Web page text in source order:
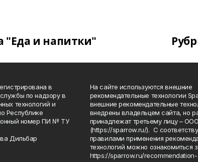
"Еда и напитки"
в
по надзору в
технологий и
Республике
номер ПИ № ТУ
Дильбар
На сайте используются внешние
рекомендательные технологии
внешние рекомендательные
внедрены владельцем сайта, но
принадлежат третьему лицу –
(https://sparrow.ru/). С
правилами применения
технологий можно ознакомиться
https://sparrow.ru/recommendation-